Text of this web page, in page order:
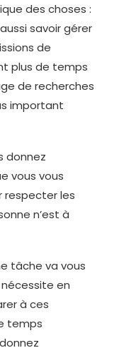
des choses :
savoir gérer
de
plus de temps
de recherches
important
donnez
vous vous
respecter les
n’est à
tâche va vous
en
à ces
temps